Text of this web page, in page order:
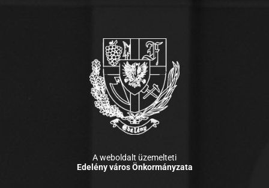
A weboldalt üzemelteti
Edelény város Önkormányzata